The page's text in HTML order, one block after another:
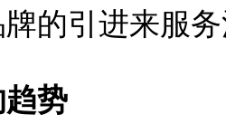
的引进来服
势